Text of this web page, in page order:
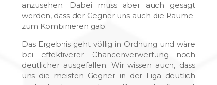
anzusehen. Dabei muss aber auch gesagt
werden, dass der Gegner uns auch die Räume
zum Kombinieren gab.
Das Ergebnis geht völlig in Ordnung und wäre
bei effektiverer Chancenverwertung noch
deutlicher ausgefallen. Wir wissen auch, dass
uns die meisten Gegner in der Liga deutlich